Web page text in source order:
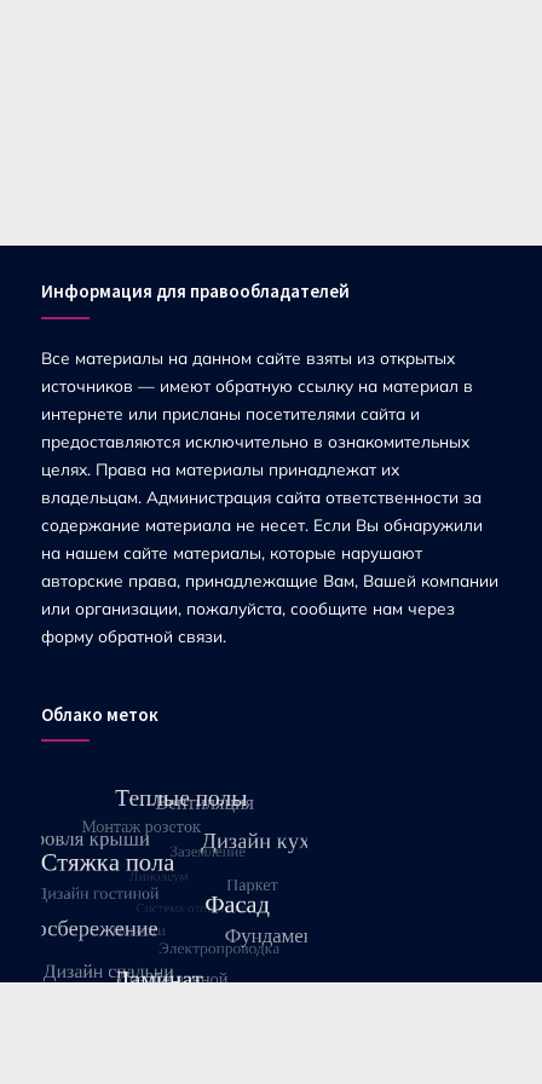
Информация для правообладателей
Все материалы на данном сайте взяты из открытых
источников — имеют обратную ссылку на материал в
интернете или присланы посетителями сайта и
предоставляются исключительно в ознакомительных
целях. Права на материалы принадлежат их
владельцам. Администрация сайта ответственности за
содержание материала не несет. Если Вы обнаружили
на нашем сайте материалы, которые нарушают
авторские права, принадлежащие Вам, Вашей компании
или организации, пожалуйста, сообщите нам через
форму обратной связи.
Облако меток